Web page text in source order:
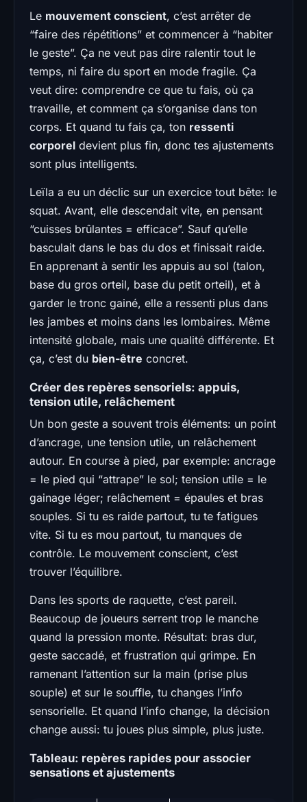
Le mouvement conscient, c’est arrêter de
“faire des répétitions” et commencer à “habiter
le geste”. Ça ne veut pas dire ralentir tout le
temps, ni faire du sport en mode fragile. Ça
veut dire: comprendre ce que tu fais, où ça
travaille, et comment ça s’organise dans ton
corps. Et quand tu fais ça, ton ressenti
corporel devient plus fin, donc tes ajustements
sont plus intelligents.
Leïla a eu un déclic sur un exercice tout bête: le
squat. Avant, elle descendait vite, en pensant
“cuisses brûlantes = efficace”. Sauf qu’elle
basculait dans le bas du dos et finissait raide.
En apprenant à sentir les appuis au sol (talon,
base du gros orteil, base du petit orteil), et à
garder le tronc gainé, elle a ressenti plus dans
les jambes et moins dans les lombaires. Même
intensité globale, mais une qualité différente. Et
ça, c’est du bien-être concret.
Créer des repères sensoriels: appuis,
tension utile, relâchement
Un bon geste a souvent trois éléments: un point
d’ancrage, une tension utile, un relâchement
autour. En course à pied, par exemple: ancrage
= le pied qui “attrape” le sol; tension utile = le
gainage léger; relâchement = épaules et bras
souples. Si tu es raide partout, tu te fatigues
vite. Si tu es mou partout, tu manques de
contrôle. Le mouvement conscient, c’est
trouver l’équilibre.
Dans les sports de raquette, c’est pareil.
Beaucoup de joueurs serrent trop le manche
quand la pression monte. Résultat: bras dur,
geste saccadé, et frustration qui grimpe. En
ramenant l’attention sur la main (prise plus
souple) et sur le souffle, tu changes l’info
sensorielle. Et quand l’info change, la décision
change aussi: tu joues plus simple, plus juste.
Tableau: repères rapides pour associer
sensations et ajustements